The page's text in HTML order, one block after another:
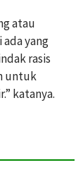
atau
ada yang
rasis
untuk
katanya.